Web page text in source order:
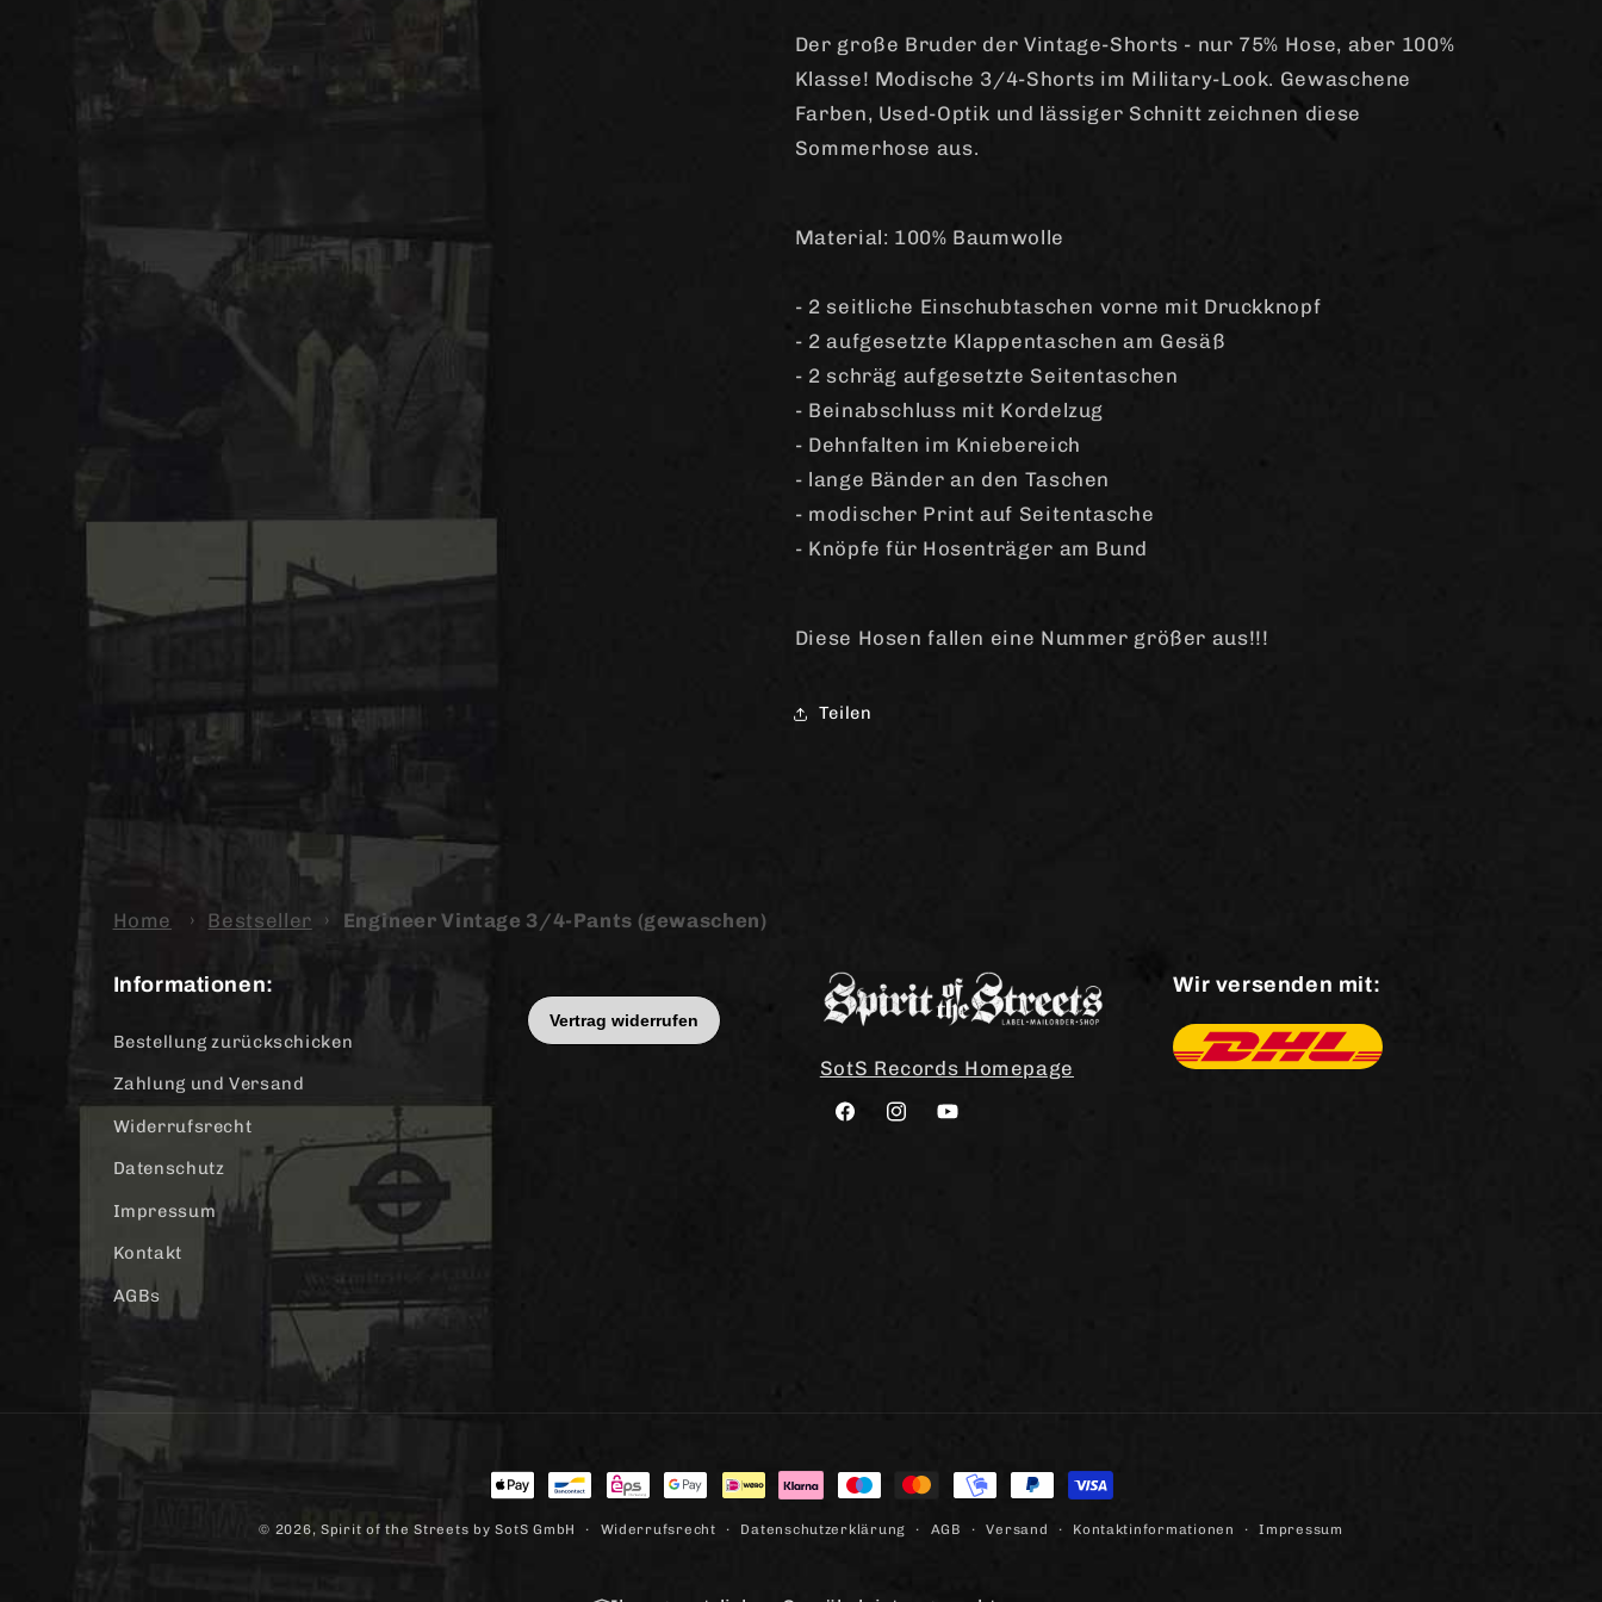
Der große Bruder der Vintage-Shorts - nur 75% Hose, aber 100%
Klasse! Modische 3/4-Shorts im Military-Look. Gewaschene
Farben, Used-Optik und lässiger Schnitt zeichnen diese
Sommerhose aus.
Material: 100% Baumwolle
- 2 seitliche Einschubtaschen vorne mit Druckknopf
- 2 aufgesetzte Klappentaschen am Gesäß
- 2 schräg aufgesetzte Seitentaschen
- Beinabschluss mit Kordelzug
- Dehnfalten im Kniebereich
- lange Bänder an den Taschen
- modischer Print auf Seitentasche
- Knöpfe für Hosenträger am Bund
Diese Hosen fallen eine Nummer größer aus!!!
Teilen
Home › Bestseller › Engineer Vintage 3/4-Pants (gewaschen)
Informationen:
Bestellung zurückschicken
Zahlung und Versand
Widerrufsrecht
Datenschutz
Impressum
Kontakt
AGBs
SotS Records Homepage
FacebookInstagramYouTube
Wir versenden mit:
Zahlungsmethoden
© 2026, Spirit of the Streets by SotS GmbH Widerrufsrecht Datenschutzerklärung AGB Versand Kontaktinformationen Impressum